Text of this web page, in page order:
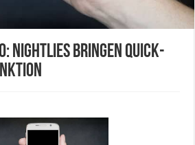
Nightlies bringen Quick-